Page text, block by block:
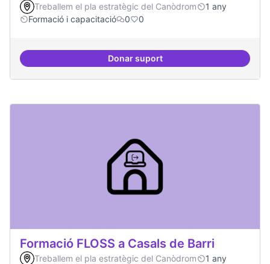
Treballem el pla estratègic del Canòdrom
1 any
Formació i capacitació
0 0
Donar suportÀrees de formació definides i
Formació FLOSS a Casals de Barri
Treballem el pla estratègic del Canòdrom
1 any